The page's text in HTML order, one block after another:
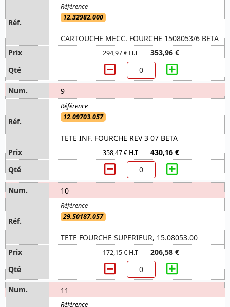
12.32982.000
CARTOUCHE MECC. FOURCHE 1508053/6 BETA
294,97 € H.T 353,96 €
9
12.09703.057
TETE INF. FOURCHE REV 3 07 BETA
358,47 € H.T 430,16 €
10
29.50187.057
TETE FOURCHE SUPERIEUR, 15.08053.00
172,15 € H.T 206,58 €
11